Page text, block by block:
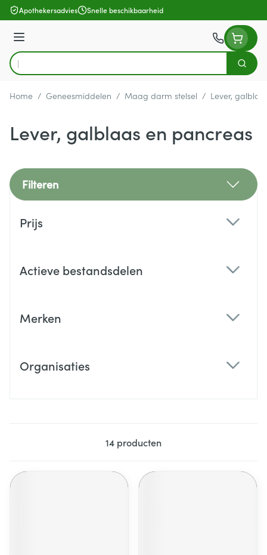
Ga naar de inhoud
Apothekersadvies Snelle beschikbaarheid
Menu
Product, merk, categorie...
Zoek
Home / Geneesmiddelen / Maag darm stelsel / Lever,
Lever, galblaas en pancreas
Filteren
Prijs
Actieve bestandsdelen
Merken
Organisaties
14 producten